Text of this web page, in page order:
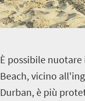
È possibile
Beach, vicino
Durban, è più